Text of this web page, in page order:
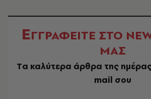
ΕΓΓΡΑΦΕΙΤΕ ΣΤΟ
ΜΑΣ
Tα καλύτερα άρθρα της
mail σου